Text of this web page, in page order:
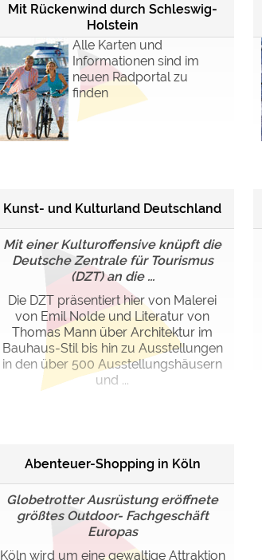
Mit Rückenwind durch Schleswig-
Holstein
Alle Karten und
Informationen sind im
neuen Radportal zu
finden
Kunst- und Kulturland Deutschland
Mit einer Kulturoffensive knüpft die
Deutsche Zentrale für Tourismus
(DZT) an die ...
Die DZT präsentiert hier von Malerei
von Emil Nolde und Literatur von
Thomas Mann über Architektur im
Bauhaus-Stil bis hin zu Ausstellungen
in den über 500 Ausstellungshäusern
und ...
Abenteuer-Shopping in Köln
Globetrotter Ausrüstung eröffnete
größtes Outdoor- Fachgeschäft
Europas
Köln wird um eine gewaltige Attraktion